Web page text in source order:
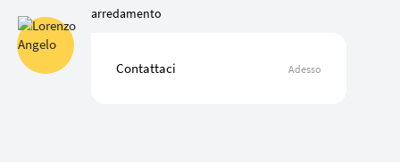
arredamento
Contattaci Adesso